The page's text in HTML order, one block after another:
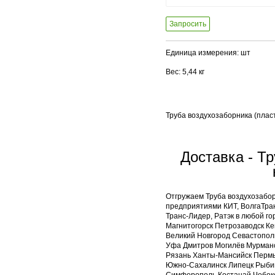
Запросить
Единица измерения: шт
Вес: 5,44 кг
Труба воздухозаборника
Доставка -
Отгружаем Труба
предприятиями КИТ,
Транс-Лидер, Ратэк в любой
Магнитогорск Петрозаводск
Великий Новгород
Уфа Дмитров Могилёв
Рязань Ханты-Мансийск
Южно-Сахалинск Липецк